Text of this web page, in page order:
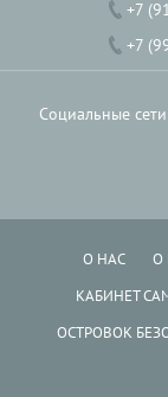
+7
+7
Социальные сети
О НАС О
КАБИНЕТ
ОСТРОВОК